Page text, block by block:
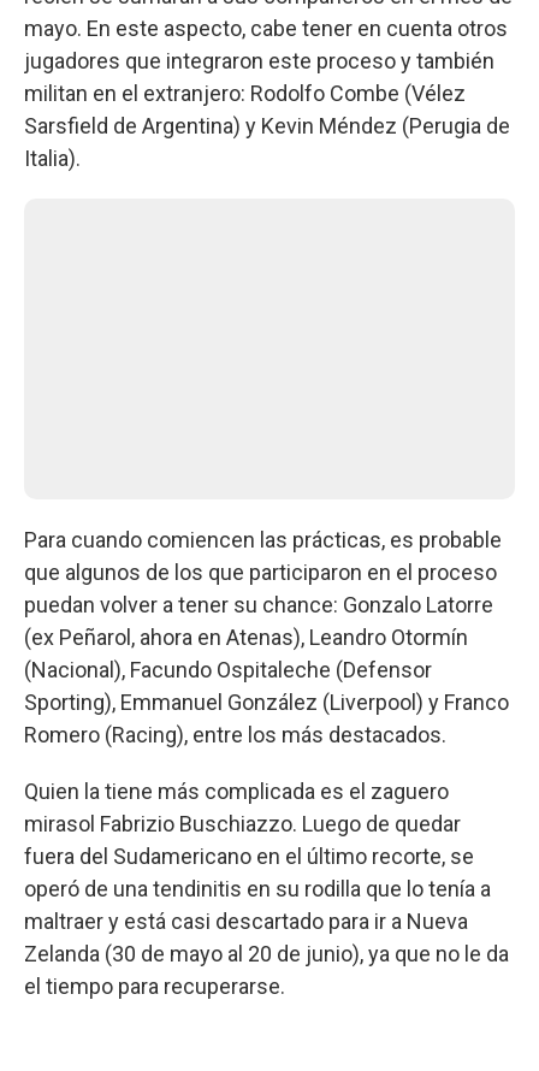
mayo. En este aspecto, cabe tener en cuenta otros
jugadores que integraron este proceso y también
militan en el extranjero: Rodolfo Combe (Vélez
Sarsfield de Argentina) y Kevin Méndez (Perugia de
Italia).
Para cuando comiencen las prácticas, es probable
que algunos de los que participaron en el proceso
puedan volver a tener su chance: Gonzalo Latorre
(ex Peñarol, ahora en Atenas), Leandro Otormín
(Nacional), Facundo Ospitaleche (Defensor
Sporting), Emmanuel González (Liverpool) y Franco
Romero (Racing), entre los más destacados.
Quien la tiene más complicada es el zaguero
mirasol Fabrizio Buschiazzo. Luego de quedar
fuera del Sudamericano en el último recorte, se
operó de una tendinitis en su rodilla que lo tenía a
maltraer y está casi descartado para ir a Nueva
Zelanda (30 de mayo al 20 de junio), ya que no le da
el tiempo para recuperarse.